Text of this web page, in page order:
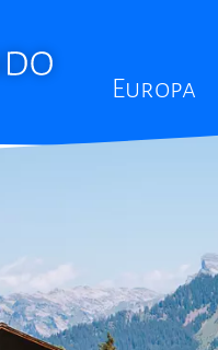
Main
navigation
Europa